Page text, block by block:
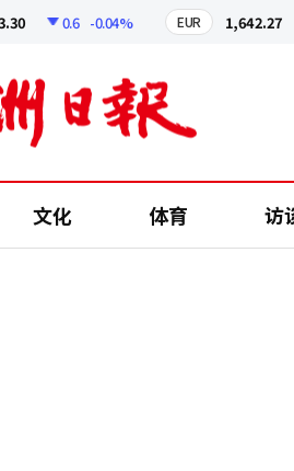
0.6 -0.04% EUR 1,642.27
文化 体育 访